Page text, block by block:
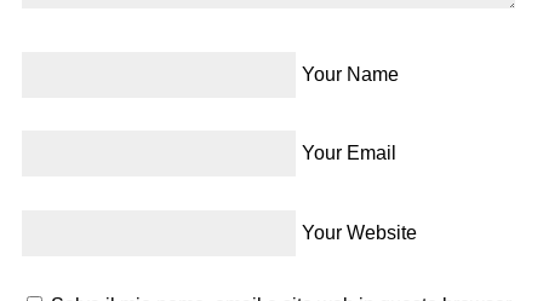
Your Name
Your Email
Your Website